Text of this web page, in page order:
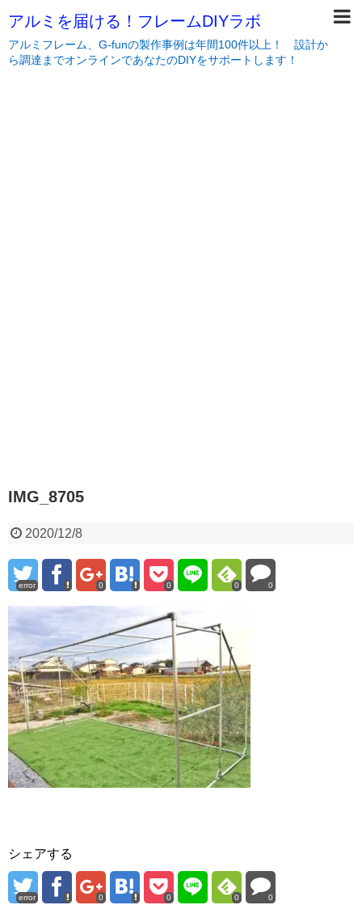
アルミを届ける！フレームDIYラボ
アルミフレーム、G-funの製作事例は年間100件以上！ 設計か
ら調達までオンラインであなたのDIYをサポートします！
IMG_8705
2020/12/8
error 0 0 0 0
シェアする
error 0 0 0 0